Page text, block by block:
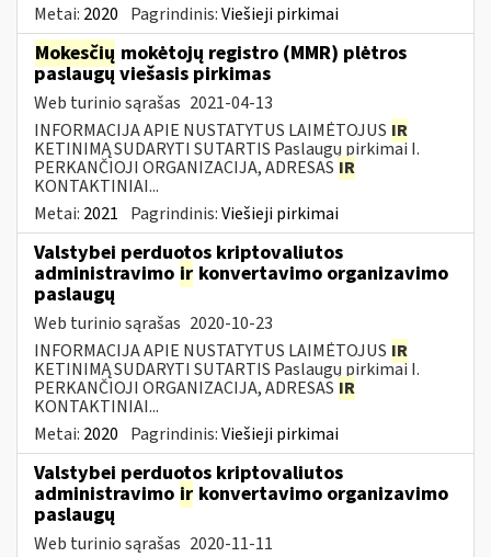
Metai: 2020 Pagrindinis:Viešieji pirkimai
Mokesčių mokėtojų registro (MMR) plėtros
paslaugų viešasis pirkimas
Web turinio sąrašas 2021-04-13
INFORMACIJA APIE NUSTATYTUS LAIMĖTOJUS IR
KETINIMĄ SUDARYTI SUTARTIS Paslaugų pirkimai I.
PERKANČIOJI ORGANIZACIJA, ADRESAS IR
KONTAKTINIAI...
Metai: 2021 Pagrindinis:Viešieji pirkimai
Valstybei perduotos kriptovaliutos
administravimo ir konvertavimo organizavimo
paslaugų
Web turinio sąrašas 2020-10-23
INFORMACIJA APIE NUSTATYTUS LAIMĖTOJUS IR
KETINIMĄ SUDARYTI SUTARTIS Paslaugų pirkimai I.
PERKANČIOJI ORGANIZACIJA, ADRESAS IR
KONTAKTINIAI...
Metai: 2020 Pagrindinis:Viešieji pirkimai
Valstybei perduotos kriptovaliutos
administravimo ir konvertavimo organizavimo
paslaugų
Web turinio sąrašas 2020-11-11